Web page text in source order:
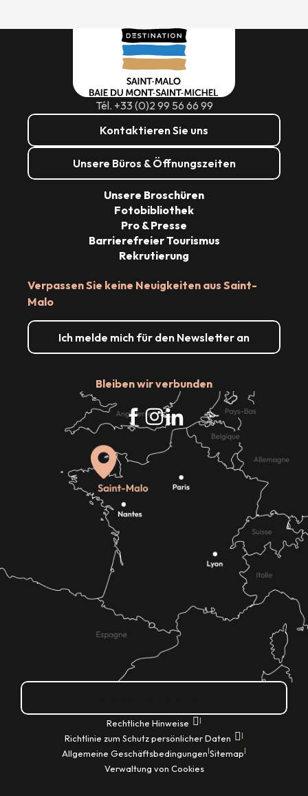
Tél. +33 (0)2 99 56 66 99
Kontaktieren Sie uns
Unsere Büros & Öffnungszeiten
Verpassen Sie keine Neuigkeiten aus Saint-
Malo
Ich melde mich für den Newsletter an
Bleiben wir verbunden
Unsere Broschüren
Fotobibliothek
Pro & Presse
Barrierefreier Tourismus
Rekrutierung
Rechtliche Hinweise |
Richtlinie zum Schutz persönlicher Daten |
Allgemeine Geschäftsbedingungen|Sitemap|
Verwaltung von Cookies